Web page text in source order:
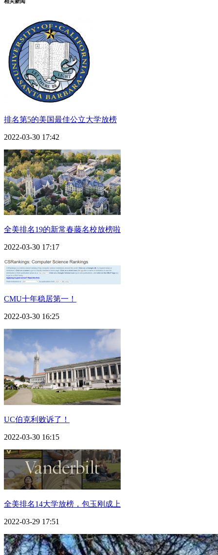
排名第5的美国最佳公立大学放榜
2022-03-30 17:42
全美排名19的新常春藤名校放榜啦
2022-03-30 17:17
CMU十年稳居第一！
2022-03-30 16:25
UC伯克利败诉了！
2022-03-30 16:15
全美排名14大学放榜，包玉刚成上
2022-03-29 17:51